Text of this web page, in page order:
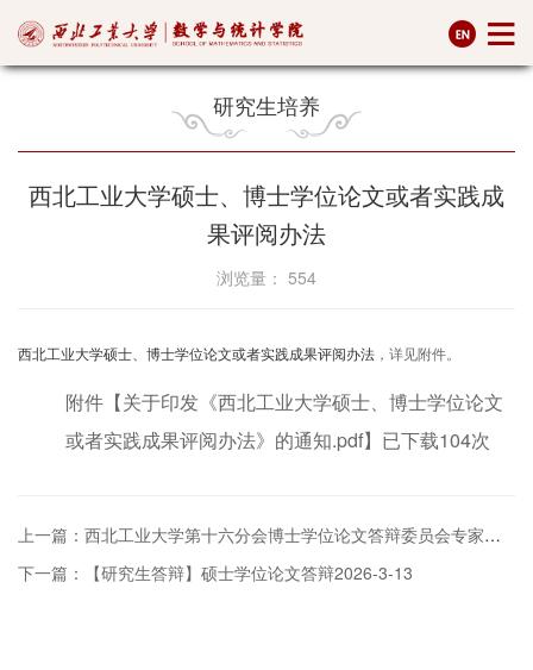
研究生培养
西北工业大学硕士、博士学位论文或者实践成
果评阅办法
浏览量： 554
西北工业大学硕士、博士学位论文或者实践成果评阅办法 ，详见附件。
附件【关于印发《西北工业大学硕士、博士学位论文
或者实践成果评阅办法》的通知.pdf】已下载104次
上一篇：西北工业大学第十六分会博士学位论文答辩委员会专家预审表
下一篇：【研究生答辩】硕士学位论文答辩2026-3-13